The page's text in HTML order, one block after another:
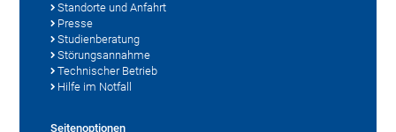
Standorte und Anfahrt
Presse
Studienberatung
Störungsannahme
Technischer Betrieb
Hilfe im Notfall
Seitenoptionen